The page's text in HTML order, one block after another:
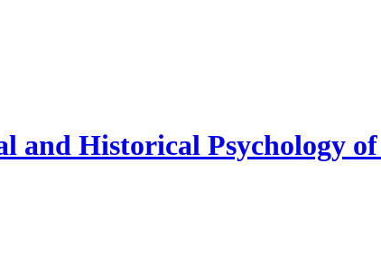
and Historical Psychology